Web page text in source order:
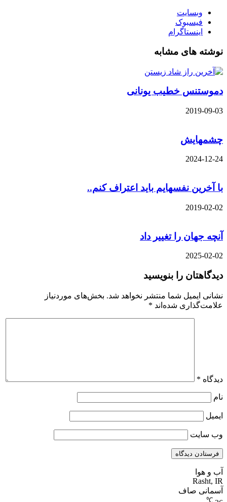
وبسایت
فیسبوک
اینستاگرام
نوشته های مشابه
دموستنس خطیب یونانی
2019-09-03
چشمهایش
2024-12-24
با آخرین نفسهایم باید اعتراف کنم..
2019-02-02
آنچه جهان را تغییر داد
2025-02-02
دیدگاهتان را بنویسید
نشانی ایمیل شما منتشر نخواهد شد. بخش‌های موردنیاز
علامت‌گذاری شده‌اند *
دیدگاه *
نام
ایمیل
وب‌ سایت
آب و هوا
Rasht, IR
آسمانی صاف
℃